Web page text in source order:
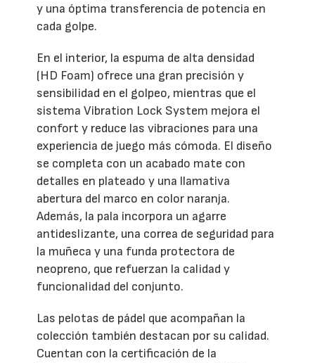
y una óptima transferencia de potencia en
cada golpe.
En el interior, la espuma de alta densidad
(HD Foam) ofrece una gran precisión y
sensibilidad en el golpeo, mientras que el
sistema Vibration Lock System mejora el
confort y reduce las vibraciones para una
experiencia de juego más cómoda. El diseño
se completa con un acabado mate con
detalles en plateado y una llamativa
abertura del marco en color naranja.
Además, la pala incorpora un agarre
antideslizante, una correa de seguridad para
la muñeca y una funda protectora de
neopreno, que refuerzan la calidad y
funcionalidad del conjunto.
Las pelotas de pádel que acompañan la
colección también destacan por su calidad.
Cuentan con la certificación de la